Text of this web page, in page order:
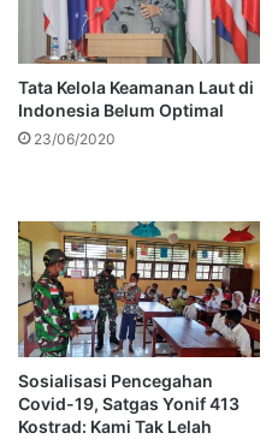
Tata Kelola Keamanan Laut di
Indonesia Belum Optimal
23/06/2020
Sosialisasi Pencegahan
Covid-19, Satgas Yonif 413
Kostrad: Kami Tak Lelah